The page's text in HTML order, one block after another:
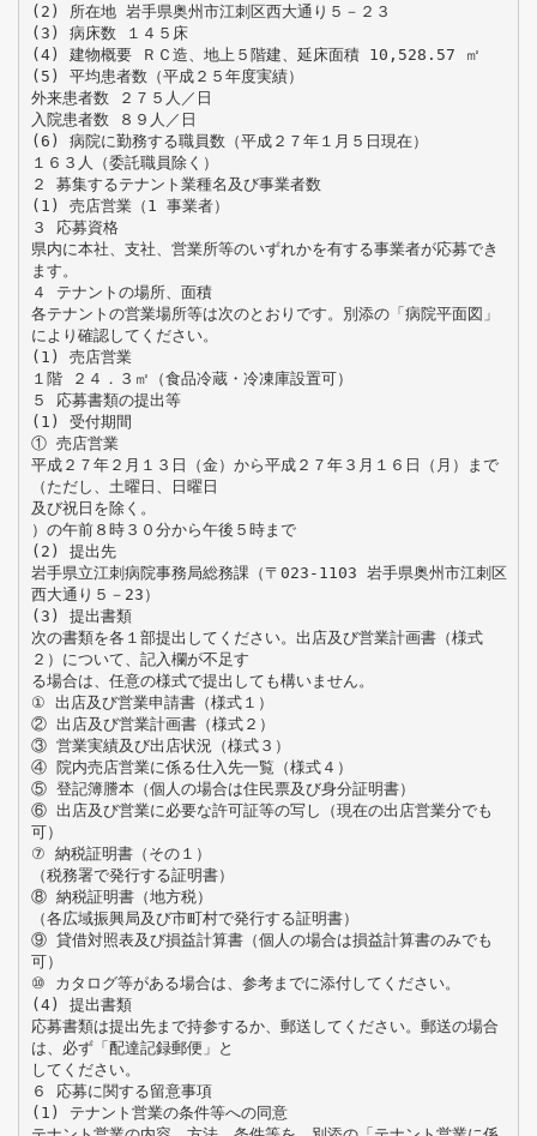
(2) 所在地 岩手県奥州市江刺区西大通り５－２３
(3) 病床数 １４５床
(4) 建物概要 ＲＣ造、地上５階建、延床面積 10,528.57 ㎡
(5) 平均患者数（平成２５年度実績）
外来患者数 ２７５人／日
入院患者数 ８９人／日
(6) 病院に勤務する職員数（平成２７年１月５日現在）
１６３人（委託職員除く）
２ 募集するテナント業種名及び事業者数
(1) 売店営業（1 事業者）
３ 応募資格
県内に本社、支社、営業所等のいずれかを有する事業者が応募でき
ます。
４ テナントの場所、面積
各テナントの営業場所等は次のとおりです。別添の「病院平面図」
により確認してください。
(1) 売店営業
１階 ２４．３㎡（食品冷蔵・冷凍庫設置可）
５ 応募書類の提出等
(1) 受付期間
① 売店営業
平成２７年２月１３日（金）から平成２７年３月１６日（月）まで
（ただし、土曜日、日曜日
及び祝日を除く。
）の午前８時３０分から午後５時まで
(2) 提出先
岩手県立江刺病院事務局総務課（〒023-1103 岩手県奥州市江刺区
西大通り５－23）
(3) 提出書類
次の書類を各１部提出してください。出店及び営業計画書（様式
２）について、記入欄が不足す
る場合は、任意の様式で提出しても構いません。
① 出店及び営業申請書（様式１）
② 出店及び営業計画書（様式２）
③ 営業実績及び出店状況（様式３）
④ 院内売店営業に係る仕入先一覧（様式４）
⑤ 登記簿謄本（個人の場合は住民票及び身分証明書）
⑥ 出店及び営業に必要な許可証等の写し（現在の出店営業分でも
可）
⑦ 納税証明書（その１）
（税務署で発行する証明書）
⑧ 納税証明書（地方税）
（各広域振興局及び市町村で発行する証明書）
⑨ 貸借対照表及び損益計算書（個人の場合は損益計算書のみでも
可）
⑩ カタログ等がある場合は、参考までに添付してください。
(4) 提出書類
応募書類は提出先まで持参するか、郵送してください。郵送の場合
は、必ず「配達記録郵便」と
してください。
６ 応募に関する留意事項
(1) テナント営業の条件等への同意